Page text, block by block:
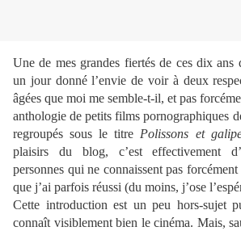
Une de mes grandes fiertés de ces dix ans
un jour donné l’envie de voir à deux
âgées que moi me semble-t-il, et pas
anthologie de petits films pornographiques
regroupés sous le titre Polissons et
plaisirs du blog, c’est effectivement
personnes qui ne connaissent pas
que j’ai parfois réussi (du moins, j’ose
Cette introduction est un peu hors-sujet
connaît visiblement bien le cinéma. Mais,